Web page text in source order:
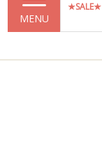
MENU
★SALE★